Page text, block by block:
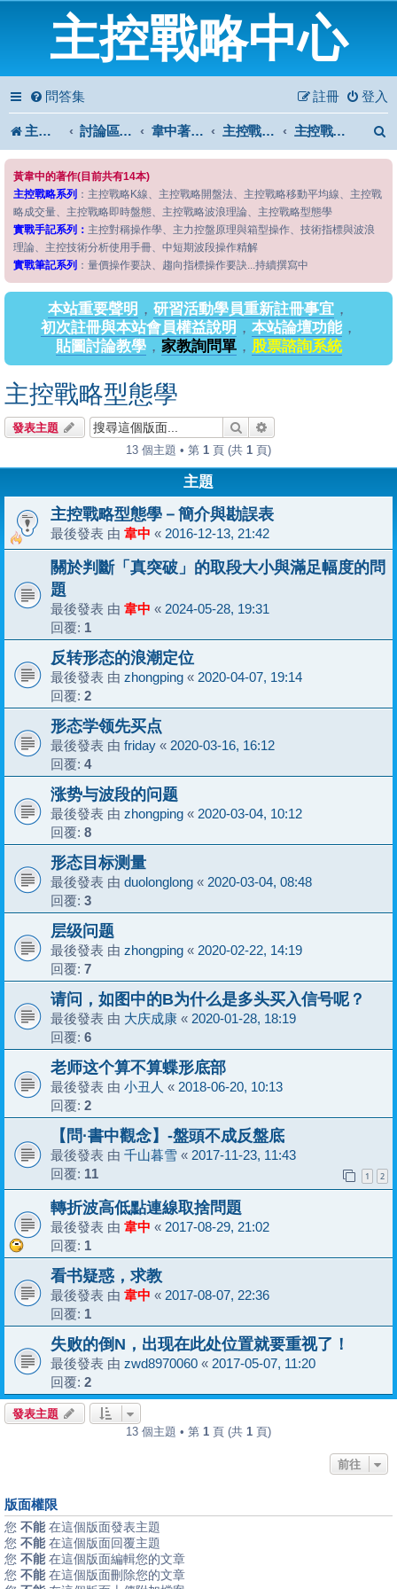
主控戰略中心
問答集 登入
註冊
主控戰略中心 討論區首頁 韋中著作問答區 主控戰略系列 主控戰略型態學
黃韋中的著作(目前共有14本)
主控戰略系列 ：主控戰略K線、主控戰略開盤法、主控戰略移動平均線、主控戰
略成交量、主控戰略即時盤態、主控戰略波浪理論、主控戰略型態學
實戰手記系列： 主控對稱操作學、主力控盤原理與箱型操作、技術指標與波浪
理論、主控技術分析使用手冊、中短期波段操作精解
實戰筆記系列 ：量價操作要訣、趨向指標操作要訣...持續撰寫中
本站重要聲明 ， 研習活動學員重新註冊事宜 ，
初次註冊與本站會員權益說明 ， 本站論壇功能，
貼圖討論教學， 家教詢問單， 股票諮詢系統
主控戰略型態學
發表主題 搜尋
13 個主題 • 第 1 頁 (共 1 頁)
主題
主控戰略型態學－簡介與勘誤表
最後發表 由 韋中 « 2016-12-13, 21:42
關於判斷「真突破」的取段大小與滿足幅度的問
題
最後發表 由 韋中 « 2024-05-28, 19:31
回覆: 1
反转形态的浪潮定位
最後發表 由 zhongping « 2020-04-07, 19:14
回覆: 2
形态学领先买点
最後發表 由 friday « 2020-03-16, 16:12
回覆: 4
涨势与波段的问题
最後發表 由 zhongping « 2020-03-04, 10:12
回覆: 8
形态目标测量
最後發表 由 duolonglong « 2020-03-04, 08:48
回覆: 3
层级问题
最後發表 由 zhongping « 2020-02-22, 14:19
回覆: 7
请问，如图中的B为什么是多头买入信号呢？
最後發表 由 大庆成康 « 2020-01-28, 18:19
回覆: 6
老师这个算不算蝶形底部
最後發表 由 小丑人 « 2018-06-20, 10:13
回覆: 2
【問·書中觀念】-盤頭不成反盤底
最後發表 由 千山暮雪 « 2017-11-23, 11:43
回覆: 11 1 2
轉折波高低點連線取捨問題
最後發表 由 韋中 « 2017-08-29, 21:02
回覆: 1
看书疑惑，求教
最後發表 由 韋中 « 2017-08-07, 22:36
回覆: 1
失败的倒N，出现在此处位置就要重视了！
最後發表 由 zwd8970060 « 2017-05-07, 11:20
回覆: 2
發表主題
13 個主題 • 第 1 頁 (共 1 頁)
前往
版面權限
您 不能在這個版面發表主題
您 不能在這個版面回覆主題
您 不能在這個版面編輯您的文章
您 不能在這個版面刪除您的文章